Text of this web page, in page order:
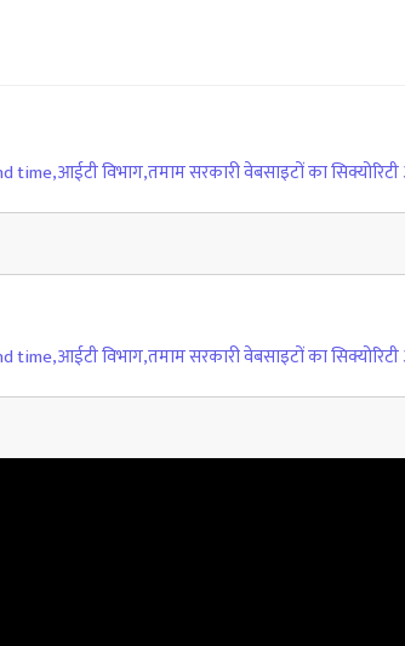
time,आईटी विभाग,तमाम सरकारी वेबसाइटों का
time,आईटी विभाग,तमाम सरकारी वेबसाइटों का